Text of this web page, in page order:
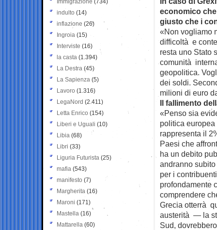
economico
giusto che i
«Non vogliamo
difficoltà e
resta uno Stato
comunità
geopolitica.
dei soldi.
milioni di euro
Il fallimento
«Penso sia
politica
rappresenta il
Paesi che
ha un debito
andranno
per i
profondamente
comprendere
Grecia otterrà
austerità — la
Sud,
Immigrazione (734)
indulto (14)
inflazione (26)
Ingroia (15)
Interviste (16)
la casta (1.394)
La Destra (45)
La Sapienza (5)
Lavoro (1.316)
LegaNord (2.411)
Letta Enrico (154)
Liberi e Uguali (10)
Libia (68)
Libri (33)
Liguria Futurista (25)
mafia (543)
manifesto (7)
Margherita (16)
Maroni (171)
Mastella (16)
Mattarella (60)